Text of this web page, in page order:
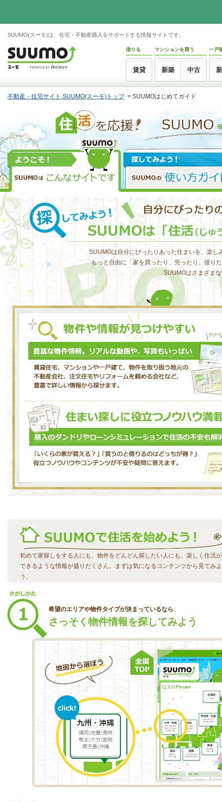
SUUMO(スーモ)は、住宅・不動産購入をサポートする情報サイトです。
借りる
賃貸
マンションを買う
新築 中古
一戸
不動産・住宅サイト SUUMO(スーモ)トップ> SUUMOはじめてガイド
SUUMOは自分にぴったりあった住まいを、楽
もっと自由に「家を買ったり、売ったり、借
SUUMOはさまざま
初めて家探しをする人にも、物件をどんどん探したい人にも、楽しく住活が
できるような情報が盛りだくさん。まずは気になるコンテンツから見てみよ
う。
希望のエリアや物件タイプが決まっているなら
さっそく物件情報を探してみよう